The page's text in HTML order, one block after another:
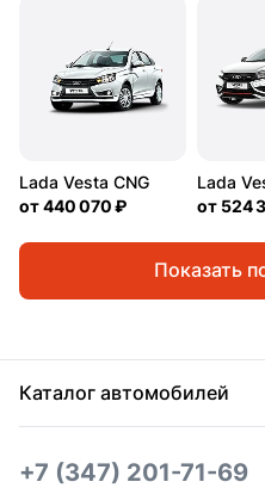
Lada Vesta CNG
от440 070 ₽
Lada
от 524
Показать
Каталог автомобилей
+7 (347) 201-71-69